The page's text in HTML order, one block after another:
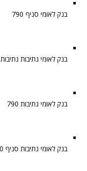
בנק לאומי סניף 790
בנק לאומי נתיבות נתיבות
בנק לאומי נתיבות 790
בנק לאומי נתיבות סניף 790 שעות פתיחה